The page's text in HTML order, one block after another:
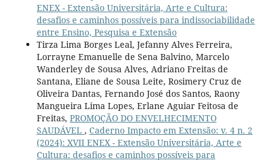
ENEX - Extensão Universitária, Arte e Cultura:
desafios e caminhos possíveis para indissociabilidade
entre Ensino, Pesquisa e Extensão
Tirza Lima Borges Leal, Jefanny Alves Ferreira,
Lorrayne Emanuelle de Sena Balvino, Marcelo
Wanderley de Sousa Alves, Adriano Freitas de
Santana, Eliane de Sousa Leite, Rosimery Cruz de
Oliveira Dantas, Fernando José dos Santos, Raony
Mangueira Lima Lopes, Erlane Aguiar Feitosa de
Freitas, PROMOÇÃO DO ENVELHECIMENTO
SAUDÁVEL , Caderno Impacto em Extensão: v. 4 n. 2
(2024): XVII ENEX - Extensão Universitária, Arte e
Cultura: desafios e caminhos possíveis para